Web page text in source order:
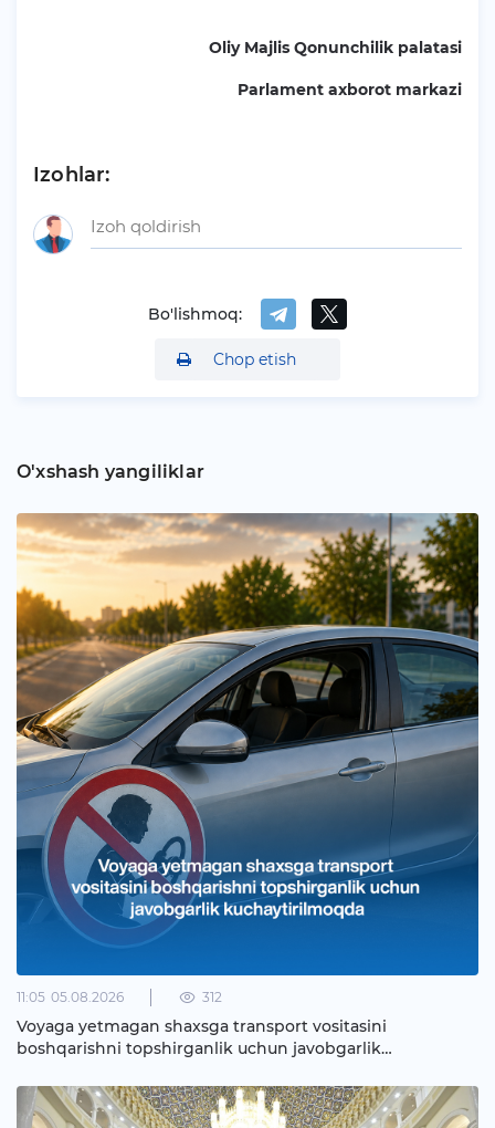
Oliy Majlis Qonunchilik palatasi
Parlament axborot markazi
Izohlar:
Bo'lishmoq:
Chop etish
O'xshash yangiliklar
11:05 05.08.2026 312
Voyaga yetmagan shaxsga transport vositasini
boshqarishni topshirganlik uchun javobgarlik